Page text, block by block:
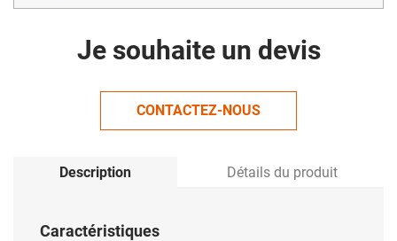
Je souhaite un devis
CONTACTEZ-NOUS
Description Détails du produit
Caractéristiques